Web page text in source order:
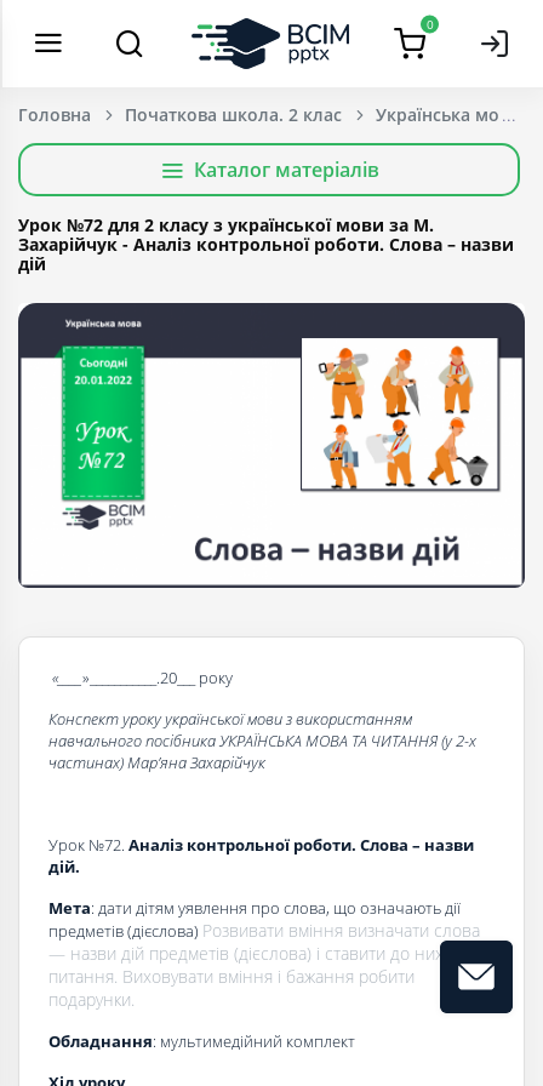
0
Головна Початкова школа. 2 клас Українська мова
Каталог матеріалів
Урок №72 для 2 класу з української мови за М.
Захарійчук - Аналіз контрольної роботи. Слова – назви
дій
«____ »___________.20___ року
Конспект уроку української мови з використанням
навчального посібника УКРАЇНСЬКА МОВА ТА ЧИТАННЯ (у 2-х
частинах) Мар’яна Захарійчук
Урок №72. Аналіз контрольної роботи. Слова – назви
дій.
Мета: дати дітям уявлення про слова, що означають дії
предметів (дієслова) Розвивати вміння визначати слова
— назви дій предметів (дієслова) і ставити до них
питання. Виховувати вміння і бажання робити
подарунки.
Обладнання: мультимедійний комплект